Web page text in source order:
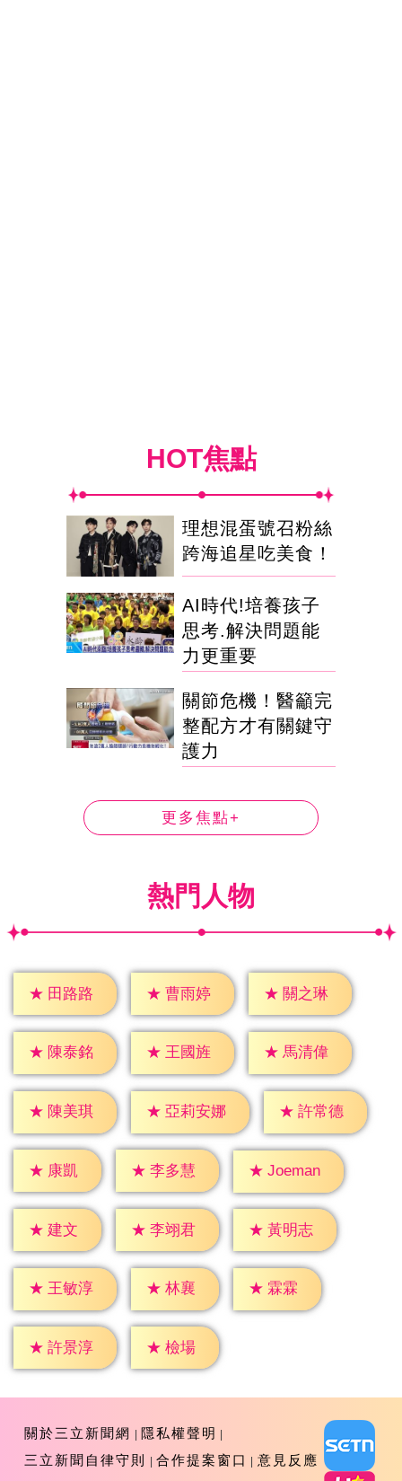
HOT焦點
理想混蛋號召粉絲
跨海追星吃美食！
AI時代!培養孩子
思考.解決問題能
力更重要
關節危機！醫籲完
整配方才有關鍵守
護力
更多焦點+
熱門人物
★ 田路路 ★ 曹雨婷 ★ 關之琳
★ 陳泰銘 ★ 王國旌 ★ 馬清偉
★ 陳美琪 ★ 亞莉安娜 ★ 許常德
★ 康凱 ★ 李多慧 ★ Joeman
★ 建文 ★ 李翊君 ★ 黃明志
★ 王敏淳 ★ 林襄 ★ 霖霖
★ 許景淳 ★ 檢場
關於三立新聞網
隱私權聲明
三立新聞自律守則
合作提案窗口 意見反應